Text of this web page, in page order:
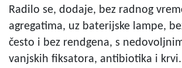
Radilo se, dodaje, bez radnog
agregatima, uz baterijske lampe,
često i bez rendgena, s
vanjskih fiksatora, antibiotika i krvi.